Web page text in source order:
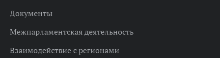
Документы
Межпарламентская деятельность
Взаимодействие с регионами